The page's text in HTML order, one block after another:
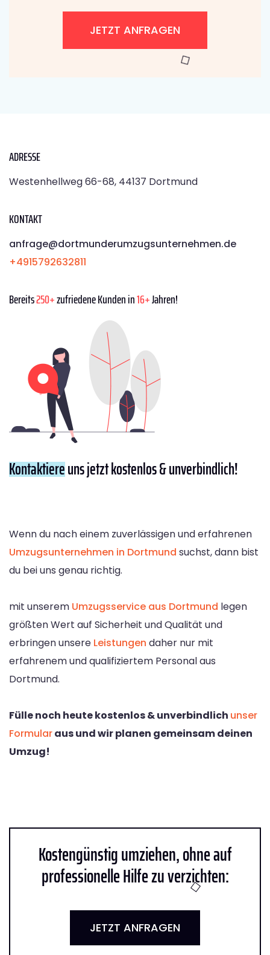
JETZT ANFRAGEN
ADRESSE
Westenhellweg 66-68, 44137 Dortmund
KONTAKT
anfrage@dortmunderumzugsunternehmen.de
+4915792632811
Bereits250+zufriedene Kunden in16+Jahren!
Kontaktiereuns jetzt kostenlos & unverbindlich!
Wenn du nach einem zuverlässigen und erfahrenen
Umzugsunternehmen in Dortmund suchst, dann bist
du bei uns genau richtig.
mit unserem Umzugsservice aus Dortmund legen
größten Wert auf Sicherheit und Qualität und
erbringen unsere Leistungen daher nur mit
erfahrenem und qualifiziertem Personal aus
Dortmund.
Fülle noch heute kostenlos & unverbindlich unser
Formularaus und wir planen gemeinsam deinen
Umzug!
Kostengünstig umziehen, ohne auf
professionelle Hilfe zu verzichten:
JETZT ANFRAGEN